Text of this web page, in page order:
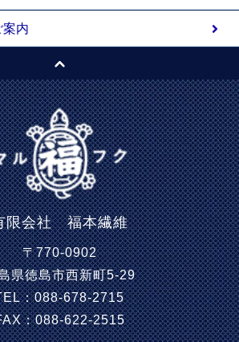
案内
限会社 福本繊維
〒770-0902
県徳島市西新町5-29
：088-678-2715
：088-622-2515